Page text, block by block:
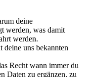
deine
werden, was damit
werden.
deine uns bekannten
Recht wann immer du
Daten zu ergänzen, zu